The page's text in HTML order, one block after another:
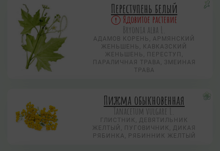
Переступень белый
Ядовитое растение
Bryonia alba L.
АДАМОВ КОРЕНЬ, АРМЯНСКИЙ
ЖЕНЬШЕНЬ, КАВКАЗСКИЙ
ЖЕНЬШЕНЬ, ПЕРЕСТУП,
ПАРАЛИЧНАЯ ТРАВА, ЗМЕИНАЯ
ТРАВА
Пижма обыкновенная
Tanacetum vulgare L.
ГЛИСТНИК, ДЕВЯТИЛЬНИК
ЖЕЛТЫЙ, ПУГОВИЧНИК, ДИКАЯ
РЯБИНКА, РЯБИННИК ЖЕЛТЫЙ